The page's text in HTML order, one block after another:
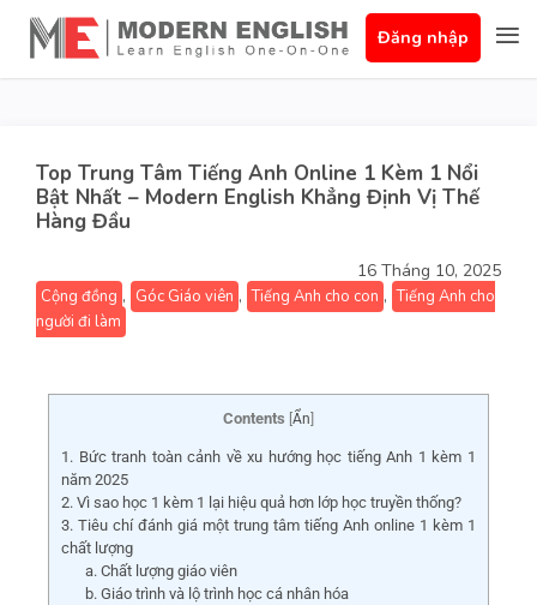
Đăng nhập
Top Trung Tâm Tiếng Anh Online 1 Kèm 1 Nổi
Bật Nhất – Modern English Khẳng Định Vị Thế
Hàng Đầu
16 Tháng 10, 2025
Cộng đồng , Góc Giáo viên , Tiếng Anh cho con , Tiếng Anh cho
người đi làm
Contents Ẩn
1. Bức tranh toàn cảnh về xu hướng học tiếng Anh 1 kèm 1
năm 2025
2. Vì sao học 1 kèm 1 lại hiệu quả hơn lớp học truyền thống?
3. Tiêu chí đánh giá một trung tâm tiếng Anh online 1 kèm 1
chất lượng
a. Chất lượng giáo viên
b. Giáo trình và lộ trình học cá nhân hóa